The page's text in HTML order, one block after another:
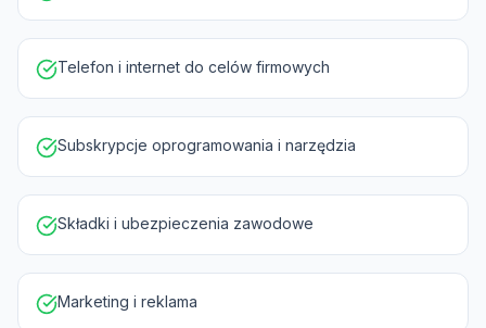
Telefon i internet do celów firmowych
Subskrypcje oprogramowania i narzędzia
Składki i ubezpieczenia zawodowe
Marketing i reklama